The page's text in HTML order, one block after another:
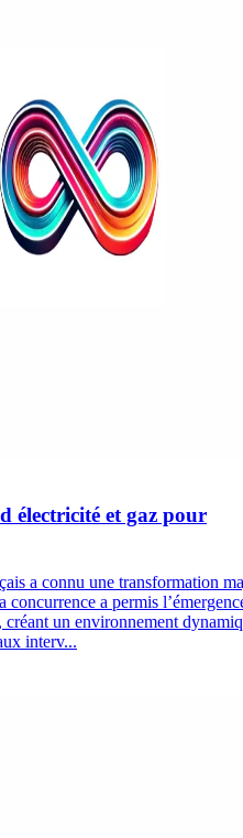
électricité et gaz pour
a connu une transformation
concurrence a permis
un environnement
interv...